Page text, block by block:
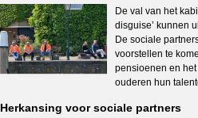
De val van het
disguise’ kunnen
De sociale
voorstellen te
pensioenen en
ouderen hun
Herkansing voor sociale partners